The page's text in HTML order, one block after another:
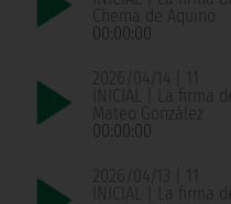
Chema de Aquino
00:00:00
2026/04/14 | 11
INICIAL | La firma de
Mateo González
00:00:00
2026/04/13 | 11
INICIAL | La firma de